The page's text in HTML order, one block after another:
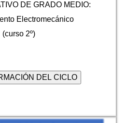
DE GRADO MEDIO:
Electromecánico
(curso 2º)